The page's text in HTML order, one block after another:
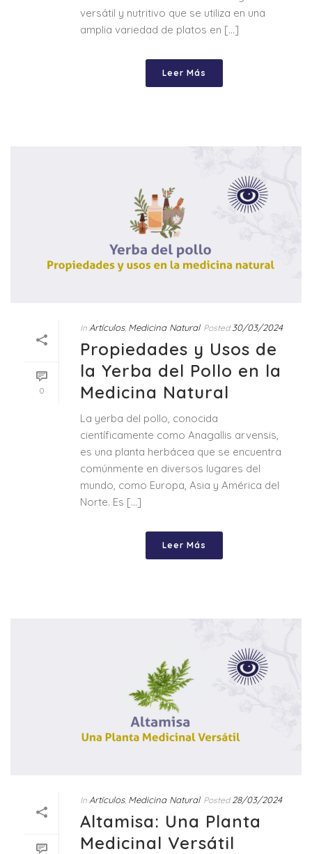
versátil y nutritivo que se utiliza en una
amplia variedad de platos en [...]
Leer Más
0
In Artículos, Medicina Natural Posted 30/03/2024
Propiedades y Usos de
la Yerba del Pollo en la
Medicina Natural
La yerba del pollo, conocida
científicamente como Anagallis arvensis,
es una planta herbácea que se encuentra
comúnmente en diversos lugares del
mundo, como Europa, Asia y América del
Norte. Es [...]
Leer Más
In Artículos, Medicina Natural Posted 28/03/2024
Altamisa: Una Planta
Medicinal Versátil